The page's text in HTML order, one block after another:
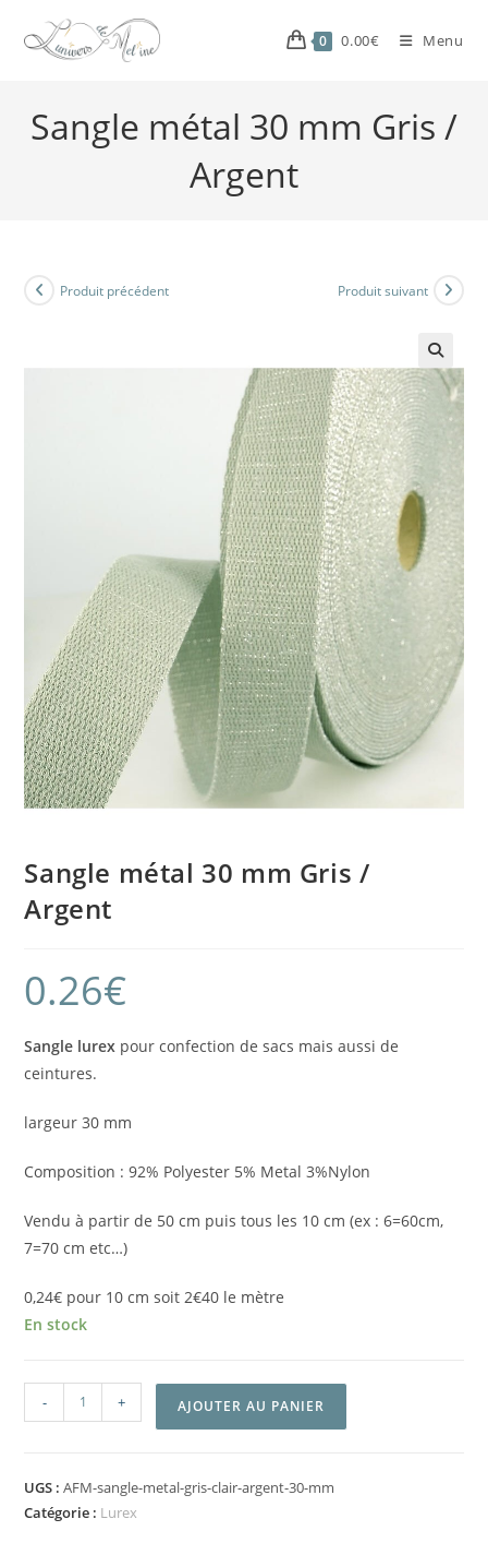
0 0.00€ Menu
Sangle métal 30 mm Gris /
Argent
Produit précédent Produit suivant
Sangle métal 30 mm Gris /
Argent
0.26€
Sangle lurex pour confection de sacs mais aussi de
ceintures.
largeur 30 mm
Composition : 92% Polyester 5% Metal 3%Nylon
Vendu à partir de 50 cm puis tous les 10 cm (ex : 6=60cm,
7=70 cm etc…)
0,24€ pour 10 cm soit 2€40 le mètre
En stock
- + AJOUTER AU PANIER
UGS :AFM-sangle-metal-gris-clair-argent-30-mm
Catégorie : Lurex